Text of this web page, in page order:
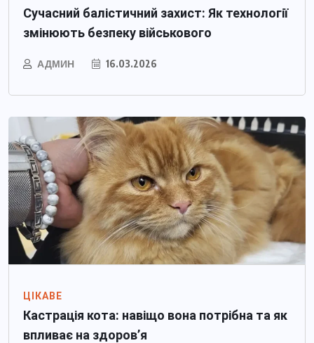
Сучасний балістичний захист: Як технології
змінюють безпеку військового
АДМИН 16.03.2026
ЦІКАВЕ
Кастрація кота: навіщо вона потрібна та як
впливає на здоров’я